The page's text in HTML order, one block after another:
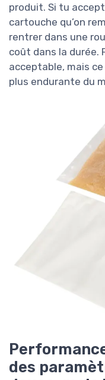
produit. Si tu
cartouche qu’on
rentrer dans une
coût dans la durée.
acceptable, mais
plus endurante du
des